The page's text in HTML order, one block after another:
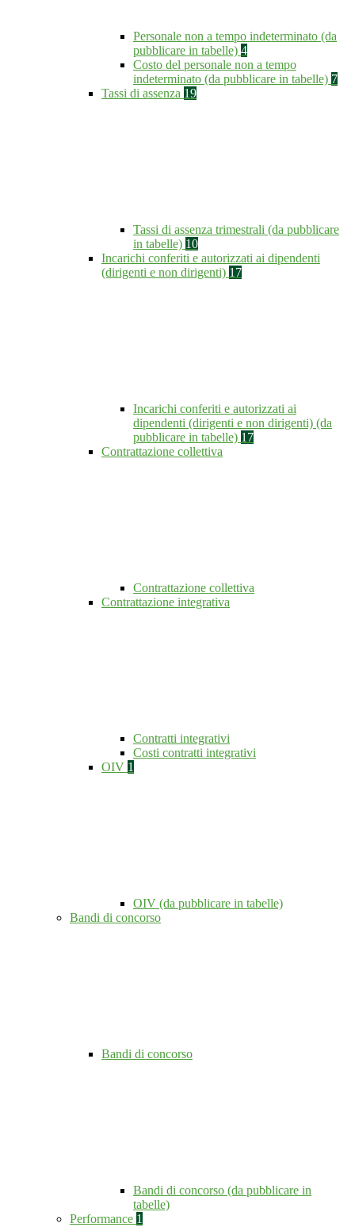
Personale non a tempo indeterminato (da
pubblicare in tabelle) 4
Costo del personale non a tempo
indeterminato (da pubblicare in tabelle) 7
Tassi di assenza 19
Tassi di assenza trimestrali (da pubblicare
in tabelle) 10
Incarichi conferiti e autorizzati ai dipendenti
(dirigenti e non dirigenti) 17
Incarichi conferiti e autorizzati ai
dipendenti (dirigenti e non dirigenti) (da
pubblicare in tabelle) 17
Contrattazione collettiva
Contrattazione collettiva
Contrattazione integrativa
Contratti integrativi
Costi contratti integrativi
OIV 1
OIV (da pubblicare in tabelle)
Bandi di concorso
Bandi di concorso
Bandi di concorso (da pubblicare in
tabelle)
Performance 1